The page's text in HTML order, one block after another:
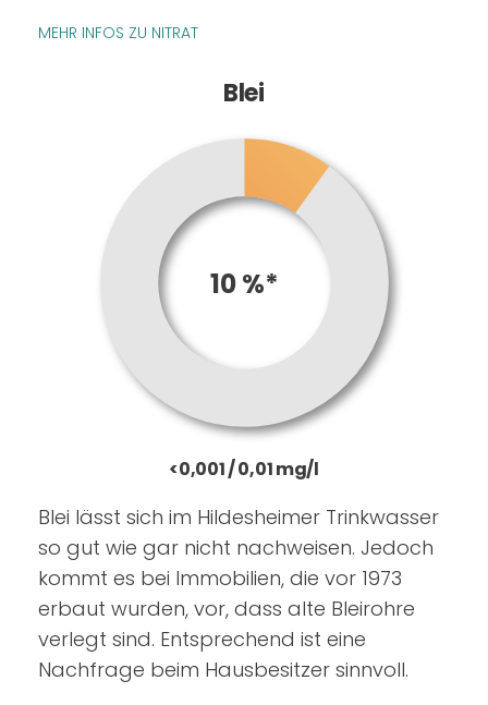
MEHR INFOS ZU NITRAT
Blei
10 %*
<0,001 / 0,01 mg/l
Blei lässt sich im Hildesheimer Trinkwasser
so gut wie gar nicht nachweisen. Jedoch
kommt es bei Immobilien, die vor 1973
erbaut wurden, vor, dass alte Bleirohre
verlegt sind. Entsprechend ist eine
Nachfrage beim Hausbesitzer sinnvoll.